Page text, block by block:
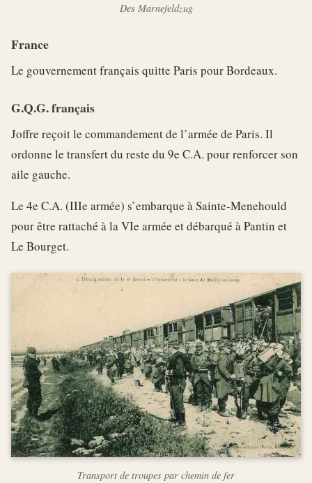
Des Marnefeldzug
France
Le gouvernement français quitte Paris pour Bordeaux.
G.Q.G. français
Joffre reçoit le commandement de l’armée de Paris. Il
ordonne le transfert du reste du 9e C.A. pour renforcer son
aile gauche.
Le 4e C.A. (IIIe armée) s’embarque à Sainte-Menehould
pour être rattaché à la VIe armée et débarqué à Pantin et
Le Bourget.
Transport de troupes par chemin de fer